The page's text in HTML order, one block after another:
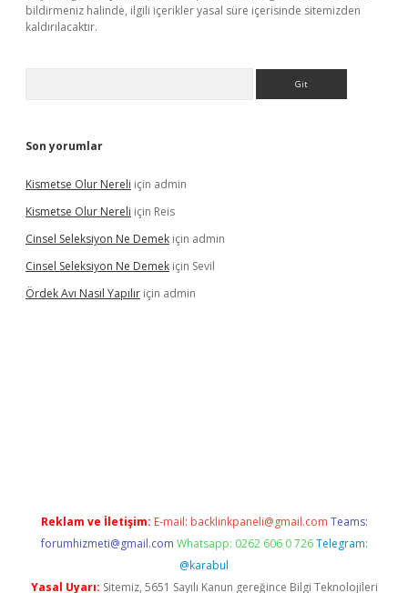
bildirmeniz halinde, ilgili içerikler yasal süre içerisinde sitemizden
kaldırılacaktır.
Son yorumlar
Kismetse Olur Nereli için admin
Kismetse Olur Nereli için Reis
Cinsel Seleksiyon Ne Demek için admin
Cinsel Seleksiyon Ne Demek için Sevil
Ördek Avı Nasıl Yapılır için admin
Reklam ve İletişim: E-mail: backlinkpaneli@gmail.com Teams:
forumhizmeti@gmail.com Whatsapp: 0262 606 0 726 Telegram:
@karabul
Yasal Uyarı: Sitemiz, 5651 Sayılı Kanun gereğince Bilgi Teknolojileri